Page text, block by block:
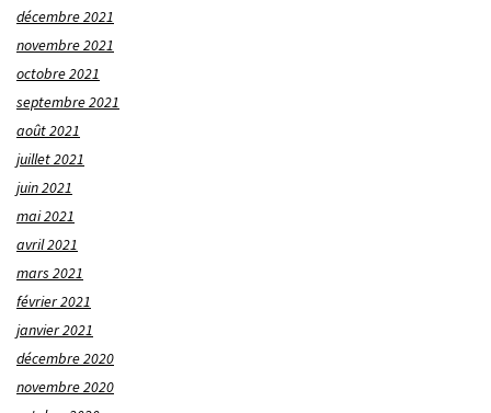
décembre 2021
novembre 2021
octobre 2021
septembre 2021
août 2021
juillet 2021
juin 2021
mai 2021
avril 2021
mars 2021
février 2021
janvier 2021
décembre 2020
novembre 2020